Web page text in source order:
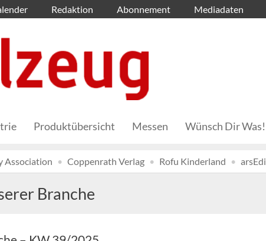
Redaktion Abonnement Mediadaten
Produktübersicht Messen Wünsch Dir Was!
Association Coppenrath Verlag Rofu Kinderland
Branche